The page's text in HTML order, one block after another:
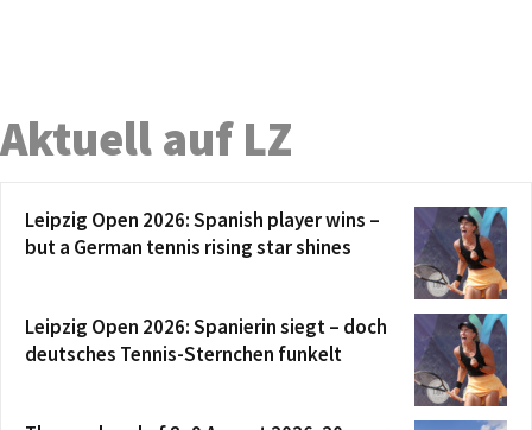
Aktuell auf LZ
Leipzig Open 2026: Spanish player wins –
but a German tennis rising star shines
Leipzig Open 2026: Spanierin siegt – doch
deutsches Tennis-Sternchen funkelt